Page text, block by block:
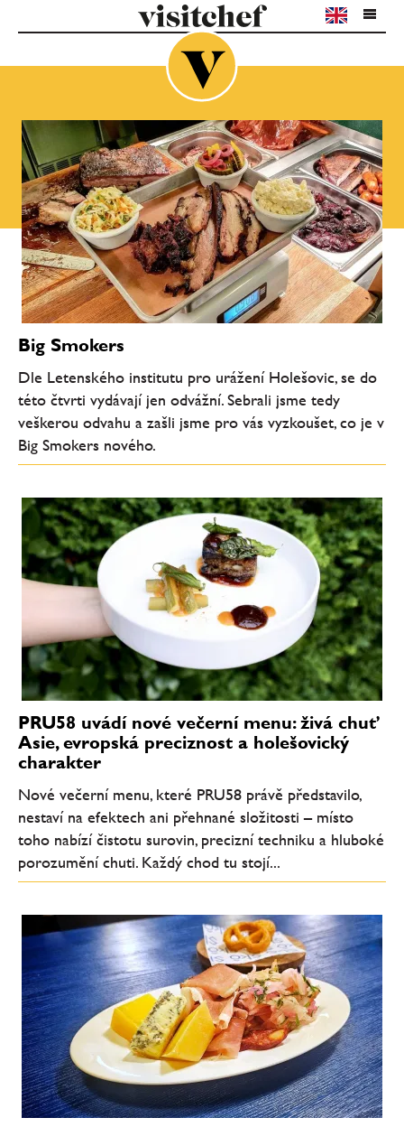
Big Smokers
Dle Letenského institutu pro urážení Holešovic, se do
této čtvrti vydávají jen odvážní. Sebrali jsme tedy
veškerou odvahu a zašli jsme pro vás vyzkoušet, co je v
Big Smokers nového.
PRU58 uvádí nové večerní menu: živá chuť
Asie, evropská preciznost a holešovický
charakter
Nové večerní menu, které PRU58 právě představilo,
nestaví na efektech ani přehnané složitosti – místo
toho nabízí čistotu surovin, precizní techniku a hluboké
porozumění chuti. Každý chod tu stojí...